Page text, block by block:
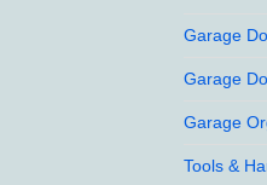
Garage
Garage
Garage
Tools &